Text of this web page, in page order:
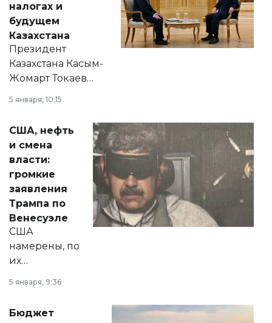
налогах и
будущем
Казахстана
Президент
Казахстана Касым-
Жомарт Токаев
сразу несколько
актуальных тем —
от слухов о
политических
реформах до
вопросов армии,
экономики и
личного здоровья.
5 января, 10:15
США, нефть
и смена
власти:
громкие
заявления
Трампа по
Венесуэле
США
намерены, по
их
принести
народу
5 января, 9:36
Бюджет